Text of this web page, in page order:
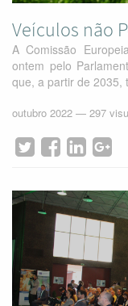
Veículos não
A Comissão
ontem pelo
que, a partir de 2035,
outubro 2022 — 297